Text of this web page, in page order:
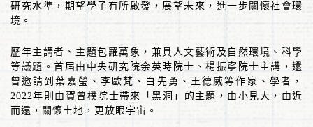
研究水準，期望學子有所啟發，展望未來，進一步關懷社會環
境。
歷年主講者、主題包羅萬象，兼具人文藝術及自然環境、科學
等議題。首屆由中央研究院余英時院士、楊振寧院士主講，還
曾邀請到葉嘉瑩、李歐梵、白先勇、王德威等作家、學者，
2022年則由賀曾樸院士帶來「黑洞」的主題，由小見大，由近
而遠，關懷土地，更放眼宇宙。